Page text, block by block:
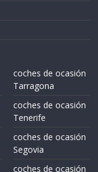
coches de ocasión
Tarragona
coches de ocasión
Tenerife
coches de ocasión
Segovia
coches de ocasión